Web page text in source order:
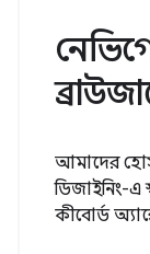
আমাদের
ডিজাইনিং-
কীবোর্ড